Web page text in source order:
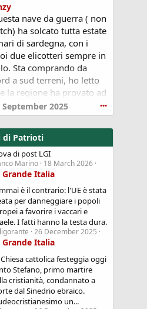
Do you wear one
scent every day, or
you switch depending on
season or event?
Personally, I enjoy trying
fragrance styles,
fresh citrus scents for
to warm woody or
fragrances in the
It's always
to discover new
are your current
and what makes
stand out to you? I'd
to hear your
and
forward to your
!
Click to expand...
nave da guerra ( non
ha solcato tutta estate
di sardegna, con i
due elicotteri sempre in
Sta comprando da
a sud terreni, ho letto
la regione ha provato ad
ma senza risultato.
sardegna è diventata
da sbranare, immensi
eolici, pannelli,
obbligatori per il
altrimenti
del bestiame.
alla fame e
le terre per pochi
Mandiamo miliardi
perché questi li
per i loro traffici. Un
stupro.
September 2025 •••
di Patrioti
di post LGI
Marino 18 March 2026
Grande Italia
è il contrario: l'UE è stata
per danneggiare i popoli
a favorire i vaccari e
I fatti hanno la testa dura.
26 December 2025
Grande Italia
Chiesa cattolica festeggia oggi
Stefano, primo martire
cristianità, condannato a
dal Sinedrio ebraico.
un...